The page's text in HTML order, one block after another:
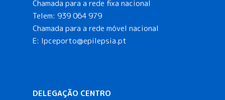
Chamada para a rede fixa nacional
Telem: 939 064 979
Chamada para a rede móvel nacional
E: lpceporto@epilepsia.pt
DELEGAÇÃO CENTRO